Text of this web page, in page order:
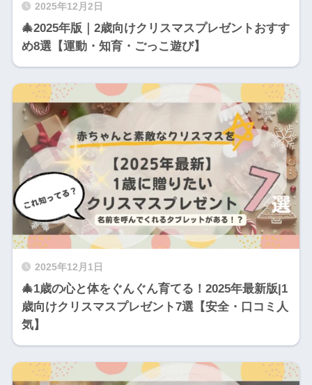
2025年12月2日
🎄2025年版｜2歳向けクリスマスプレゼントおすす
め8選【運動・知育・ごっこ遊び】
2025年12月1日
🎄1歳の心と体をぐんぐん育てる！2025年最新版|1
歳向けクリスマスプレゼント7選【安全・口コミ人
気】